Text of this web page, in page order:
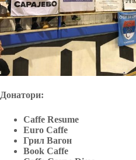
Донатори:
Caffe Resume
Euro Caffe
Грил Вагон
Book Caffe